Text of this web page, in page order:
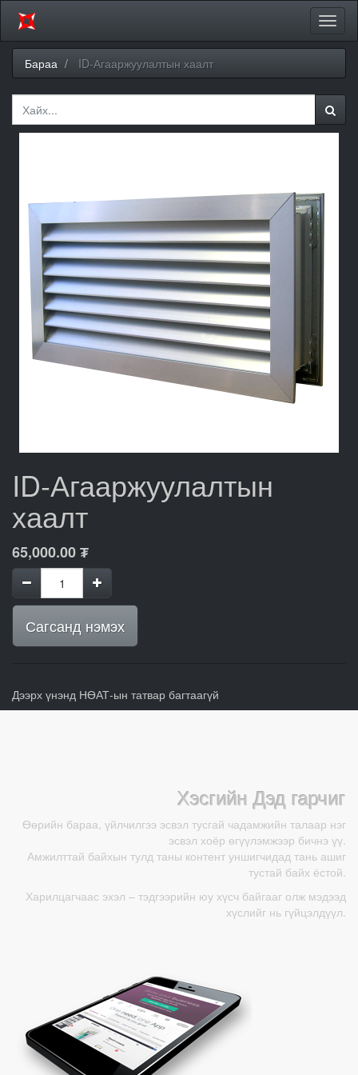
Бараа
ID-Агааржуулалтын хаалт
ID-Агааржуулалтын
хаалт
65,000.00₮
Сагсанд нэмэх
Дээрх үнэнд НӨАТ-ын татвар багтаагүй
Хэсгийн Дэд гарчиг
Өөрийн бараа, үйлчилгээ эсвэл тусгай чадамжийн талаар нэг
эсвэл хоёр өгүүлэмжээр бичнэ үү.
Амжилттай байхын тулд таны контент уншигчидад тань ашиг
тустай байх ёстой.
Харилцагчаас эхэл – тэдгээрийн юу хүсч байгааг олж мэдээд
хүслийг нь гүйцэлдүүл.